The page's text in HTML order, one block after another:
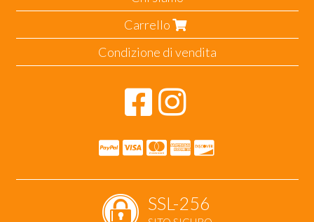
Carrello
Condizione di vendita
SSL-256